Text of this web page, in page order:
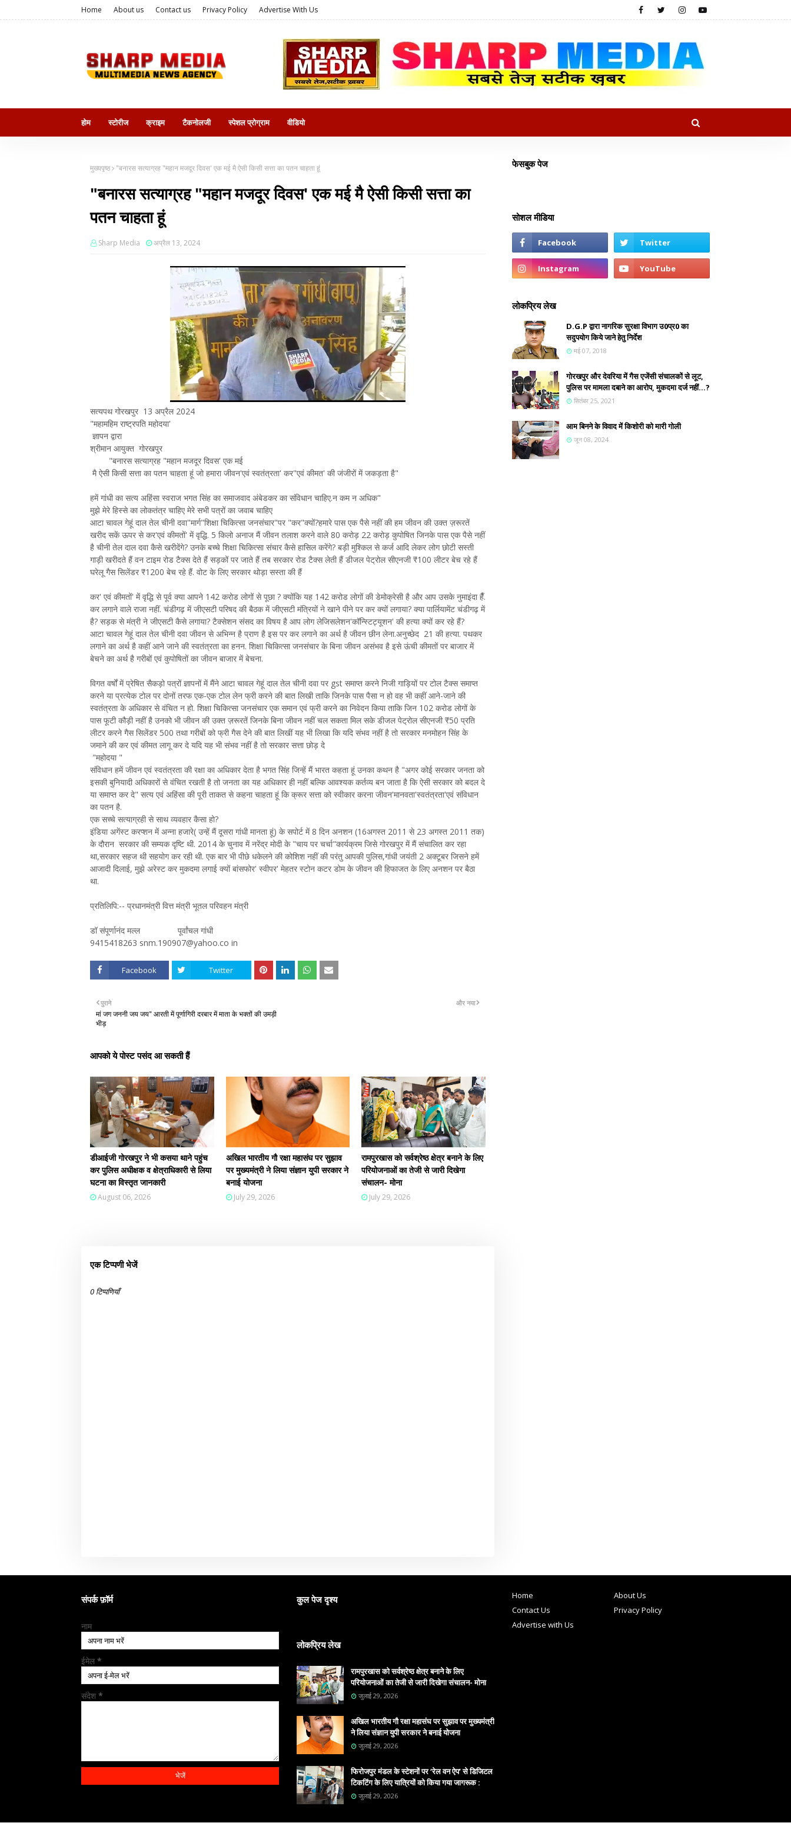
Home About us Contact us Privacy Policy Advertise With Us
होम स्टोरीज क्राइम टैकनोलजी स्पेशल प्रोग्राम वीडियो
मुख्यपृष्ठ "बनारस सत्याग्रह "महान मजदूर दिवस' एक मई मै ऐसी किसी सत्ता का पतन चाहता हूं
"बनारस सत्याग्रह "महान मजदूर दिवस' एक मई मै ऐसी किसी सत्ता का
पतन चाहता हूं
Sharp Media अप्रैल 13, 2024
सत्यपथ गोरखपुर 13 अप्रैल 2024
"महामहिम राष्ट्रपति महोदया'
ज्ञापन द्वारा
श्रीमान आयुक्त गोरखपुर
"बनारस सत्याग्रह "महान मजदूर दिवस' एक मई
मै ऐसी किसी सत्ता का पतन चाहता हूं जो हमारा जीवन'एवं स्वतंत्रता' कर"एवं कीमत' की जंजीरों में जकड़ता है"
हमें गांधी का सत्य अहिंसा स्वराज भगत सिंह का समाजवाद अंबेडकर का संविधान चाहिए.न कम न अधिक"
मुझे मेरे हिस्से का लोकतंत्र चाहिए मेरे सभी पत्रों का जवाब चाहिए
आटा चावल गेहूं दाल तेल चीनी दवा"मार्ग"शिक्षा चिकित्सा जनसंचार"पर "कर"क्यों?हमारे पास एक पैसे नहीं की हम जीवन की उक्त ज़रूरतें
खरीद सकें ऊपर से कर'एवं कीमतों' में वृद्धि. 5 किलो अनाज मैं जीवन तलाश करने वाले 80 करोड़ 22 करोड़ कुपोषित जिनके पास एक पैसे नहीं
है चीनी तेल दाल दवा कैसे खरीदेंगे? उनके बच्चे शिक्षा चिकित्सा संचार कैसे हासिल करेंगे? बड़ी मुश्किल से कर्ज आदि लेकर लोग छोटी सस्ती
गाड़ी खरीदते हैं वन टाइम रोड टैक्स देते हैं सड़कों पर जाते हैं तब सरकार रोड टैक्स लेती हैं डीजल पेट्रोल सीएनजी ₹100 लीटर बेच रहे हैं
घरेलू गैस सिलेंडर ₹1200 बेच रहे हैं. वोट के लिए सरकार थोड़ा सस्ता की हैं
कर' एवं कीमतों' में वृद्धि से पूर्व क्या आपने 142 करोड लोगों से पूछा ? क्योंकि यह 142 करोड लोगों की डेमोक्रेसी है और आप उसके नुमाइंदा हैँ.
कर लगाने वाले राजा नहीं. चंडीगढ़ में जीएसटी परिषद की बैठक में जीएसटी मंत्रियों ने खाने पीने पर कर क्यों लगाया? क्या पार्लियामेंट चंडीगढ़ में
है? सड़क से मंत्री ने जीएसटी कैसे लगाया? टैक्सेशन संसद का विषय है आप लोग लेजिसलेशन'कॉन्स्टिट्यूशन' की हत्या क्यों कर रहे हैं?
आटा चावल गेहूं दाल तेल चीनी दवा जीवन से अभिन्न है प्राण है इस पर कर लगाने का अर्थ है जीवन छीन लेना.अनुच्छेद 21 की हत्या. पथकर
लगाने का अर्थ है कहीं आने जाने की स्वतंत्रता का हनन. शिक्षा चिकित्सा जनसंचार के बिना जीवन असंभव है इसे ऊंची कीमतों पर बाजार में
बेचने का अर्थ है गरीबों एवं कुपोषितों का जीवन बाजार में बेचना.
विगत वर्षों में प्रेषित सैकड़ो पत्रों ज्ञापनों में मैंने आटा चावल गेहूं दाल तेल चीनी दवा पर gst समाप्त करने निजी गाड़ियों पर टोल टैक्स समाप्त
करने या प्रत्येक टोल पर दोनों तरफ एक-एक टोल लेन फ्री करने की बात लिखी ताकि जिनके पास पैसा न हो वह भी कहीं आने-जाने की
स्वतंत्रता के अधिकार से वंचित न हो. शिक्षा चिकित्सा जनसंचार एक समान एवं फ्री करने का निवेदन किया ताकि जिन 102 करोड लोगों के
पास फूटी कौड़ी नहीं है उनको भी जीवन की उक्त ज़रूरतें जिनके बिना जीवन नहीं चल सकता मिल सके डीजल पेट्रोल सीएनजी ₹50 प्रति
लीटर करने गैस सिलेंडर 500 तथा गरीबों को फ्री गैस देने की बात लिखीं यह भी लिखा कि यदि संभव नहीं है तो सरकार मनमोहन सिंह के
जमाने की कर एवं कीमत लागू कर दे यदि यह भी संभव नहीं है तो सरकार सत्ता छोड़ दे
"महोदया "
संविधान हमें जीवन एवं स्वतंत्रता की रक्षा का अधिकार देता है भगत सिंह जिन्हें मैं भारत कहता हूं उनका कथन है "अगर कोई सरकार जनता को
इसकी बुनियादी अधिकारों से वंचित रखती है तो जनता का यह अधिकार ही नहीं बल्कि आवश्यक कर्तव्य बन जाता है कि ऐसी सरकार को बदल दे
या समाप्त कर दे" सत्य एवं अहिंसा की पूरी ताकत से कहना चाहता हूं कि क्रूर सत्ता को स्वीकार करना जीवन'मानवता'स्वतंत्रता'एवं संविधान
का पतन है.
एक सच्चे सत्याग्रही से साथ व्यवहार कैसा हो?
इंडिया अगेंस्ट करप्शन में अन्ना हजारे( उन्हें मैं दूसरा गांधी मानता हूं) के सपोर्ट में 8 दिन अनशन (16अगस्त 2011 से 23 अगस्त 2011 तक)
के दौरान सरकार की सम्यक दृष्टि थी. 2014 के चुनाव में नरेंद्र मोदी के "चाय पर चर्चा"कार्यक्रम जिसे गोरखपुर में मैं संचालित कर रहा
था,सरकार सहज थी सहयोग कर रही थी. एक बार भी पीछे धकेलने की कोशिश नहीं की परंतु आपकी पुलिस,गांधी जयंती 2 अक्टूबर जिसने हमें
आजादी दिलाई, मुझे अरेस्ट कर मुकदमा लगाई क्यों बांसफोर' स्वीपर' मेहतर स्टोन कटर डोम के जीवन की हिफाजत के लिए अनशन पर बैठा
था.
प्रतिलिपि:-- प्रधानमंत्री वित्त मंत्री भूतल परिवहन मंत्री
डॉ संपूर्णानंद मल्ल पूर्वांचल गांधी
9415418263 snm.190907@yahoo.co in
Facebook Twitter
और नया
पुराने
मां जग जननी जय जय" आरती में पूर्णागिरी दरबार में माता के भक्तों की उमड़ी
भीड़
आपको ये पोस्ट पसंद आ सकती हैं
डीआईजी गोरखपुर ने भी कसया थाने पहुंच
कर पुलिस अधीक्षक व क्षेत्राधिकारी से लिया
घटना का विस्तृत जानकारी
August 06, 2026
अखिल भारतीय गौ रक्षा महासंघ पर सुझाव
पर मुख्यमंत्री ने लिया संज्ञान युपी सरकार ने
बनाई योजना
July 29, 2026
रामपुरखास को सर्वश्रेष्ठ क्षेत्र बनाने के लिए
परियोजनाओं का तेजी से जारी दिखेगा
संचालन- मोना
July 29, 2026
एक टिप्पणी भेजें
0 टिप्पणियाँ
फेसबुक पेज
सोशल मीडिया
लोकप्रिय लेख
D.G.P द्वारा नागरिक सुरक्षा विभाग उ0प्र0 का
सदुपयोग किये जाने हेतु निर्देश
मई 07, 2018
गोरखपुर और देवरिया में गैस एजेंसी संचालकों से लूट,
पुलिस पर मामला दबाने का आरोप, मुकदमा दर्ज नहीं...?
सितंबर 25, 2021
आम बिनने के विवाद में किशोरी को मारी गोली
जून 08, 2024
संपर्क फ़ॉर्म
नाम
ईमेल *
संदेश *
कुल पेज दृश्य
लोकप्रिय लेख
रामपुरखास को सर्वश्रेष्ठ क्षेत्र बनाने के लिए
परियोजनाओं का तेजी से जारी दिखेगा संचालन- मोना
जुलाई 29, 2026
अखिल भारतीय गौ रक्षा महासंघ पर सुझाव पर मुख्यमंत्री
ने लिया संज्ञान युपी सरकार ने बनाई योजना
जुलाई 29, 2026
फिरोजपुर मंडल के स्टेशनों पर ‘रेल वन ऐप’ से डिजिटल
टिकटिंग के लिए यात्रियों को किया गया जागरूक :
जुलाई 29, 2026
Home
About Us
Contact Us
Privacy Policy
Advertise with Us